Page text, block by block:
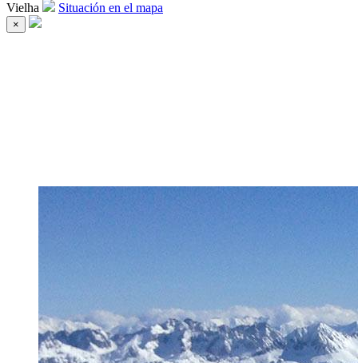
Vielha Situación en el mapa
×